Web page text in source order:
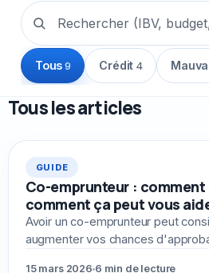
Tous9 Crédit 4
Tous les articles
GUIDE
Co-emprunteur :
comment ça peut vous
Avoir un co-emprunteur peut
augmenter vos chances
15 mars 2026 6 min de lecture